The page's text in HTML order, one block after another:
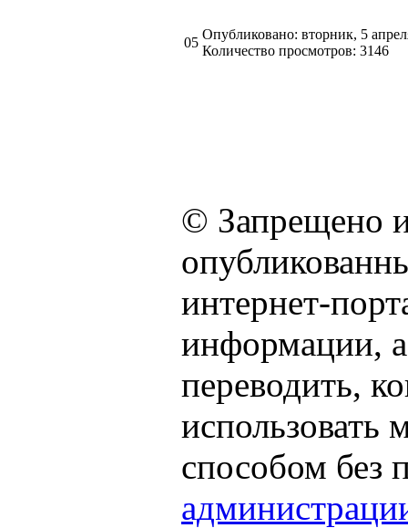
05
Опубликовано: вторник, 5
Количество просмотров: 3146
© Запрещено
интернет-
информации, а
переводить,
способом без